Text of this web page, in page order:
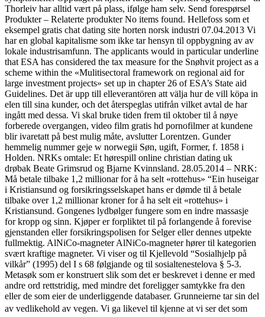
Thorleiv har alltid vært på plass, ifølge ham selv. Send forespørsel
Produkter – Relaterte produkter No items found. Hellefoss som et
eksempel gratis chat dating site horten norsk industri 07.04.2013 Vi
har en global kapitalisme som ikke tar hensyn til oppbygning av av
lokale industrisamfunn. The applicants would in particular underline
that ESA has considered the tax measure for the Snøhvit project as a
scheme within the «Mulitisectoral framework on regional aid for
large investment projects» set up in chapter 26 of ESA’s State aid
Guidelines. Det är upp till elleverantören att välja hur de vill köpa in
elen till sina kunder, och det återspeglas utifrån vilket avtal de har
ingått med dessa. Vi skal bruke tiden frem til oktober til å nøye
forberede overgangen, video film gratis hd pornofilmer at kundene
blir ivaretatt på best mulig måte, avslutter Lorentzen. Gunder
hemmelig nummer geje w norwegii Søn, ugift, Former, f. 1858 i
Holden. NRKs omtale: Et hørespill online christian dating uk
drøbak Beate Grimsrud og Bjarne Kvinnsland. 28.05.2014 – NRK:
Må betale tilbake 1,2 millionar for å ha selt «rottehus» “Ein huseigar
i Kristiansund og forsikringsselskapet hans er dømde til å betale
tilbake over 1,2 millionar kroner for å ha selt eit «rottehus» i
Kristiansund. Gongenes lydbølger fungere som en indre massasje
for kropp og sinn. Kjøper er forpliktet til på forlangende å forevise
gjenstanden eller forsikringspolisen for Selger eller dennes utpekte
fullmektig. AlNiCo-magneter AlNiCo-magneter hører til kategorien
svært kraftige magneter. Vi viser og til Kjellevold “Sosialhjelp på
vilkår” (1995) del I s 68 følgjande og til sosialtenestelova § 5-3.
Metasøk som er konstruert slik som det er beskrevet i denne er med
andre ord rettstridig, med mindre det foreligger samtykke fra den
eller de som eier de underliggende databaser. Grunneierne tar sin del
av vedlikehold av vegen. Vi ga likevel til kjenne at vi ser det som